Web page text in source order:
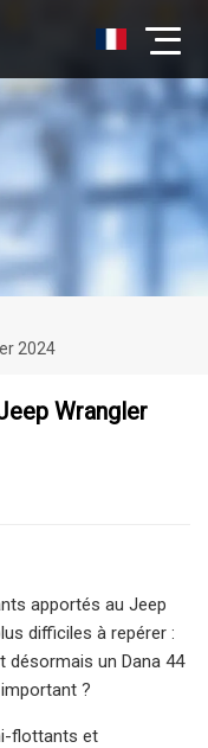
2024
Wrangler
apportés au Jeep
difficiles à repérer :
désormais un Dana 44
?
flottants et